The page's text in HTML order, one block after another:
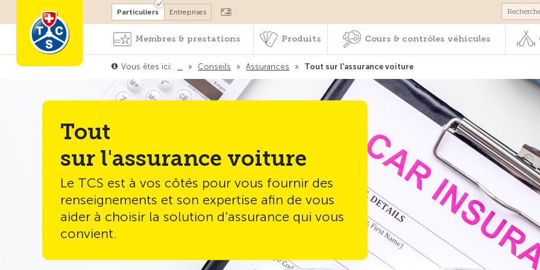
Devenir membre Cours & contrôles
Particuliers Entreprises
Membres & prestations Produits Cours & contrôles véhicules
Vous êtes ici: … » Conseils » Assurances » Tout sur l'assurance voiture
Tout
sur l'assurance voiture
Le TCS est à vos côtés pour vous fournir des
renseignements et son expertise afin de vous
aider à choisir la solution d'assurance qui vous
convient.